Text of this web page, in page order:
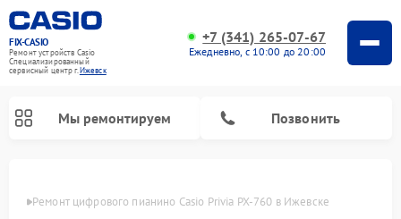
FIX-CASIO
Ремонт устройств Casio
Специализированный
cервисный центр г.Ижевск
+7 (341) 265-07-67
Ежедневно, с 10:00 до 20:00
Мы ремонтируем Позвонить
Ремонт цифрового пианино Casio Privia PX-760 в Ижевске